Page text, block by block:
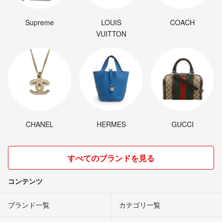
Supreme
LOUIS
VUITTON
COACH
CHANEL HERMES GUCCI
すべてのブランドを見る
コンテンツ
ブランド一覧 カテゴリ一覧